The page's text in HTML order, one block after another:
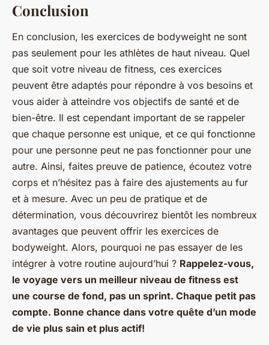
Conclusion
En conclusion, les exercices de bodyweight ne sont
pas seulement pour les athlètes de haut niveau. Quel
que soit votre niveau de fitness, ces exercices
peuvent être adaptés pour répondre à vos besoins et
vous aider à atteindre vos objectifs de santé et de
bien-être. Il est cependant important de se rappeler
que chaque personne est unique, et ce qui fonctionne
pour une personne peut ne pas fonctionner pour une
autre. Ainsi, faites preuve de patience, écoutez votre
corps et n’hésitez pas à faire des ajustements au fur
et à mesure. Avec un peu de pratique et de
détermination, vous découvrirez bientôt les nombreux
avantages que peuvent offrir les exercices de
bodyweight. Alors, pourquoi ne pas essayer de les
intégrer à votre routine aujourd’hui ? Rappelez-vous,
le voyage vers un meilleur niveau de fitness est
une course de fond, pas un sprint. Chaque petit pas
compte. Bonne chance dans votre quête d’un mode
de vie plus sain et plus actif!